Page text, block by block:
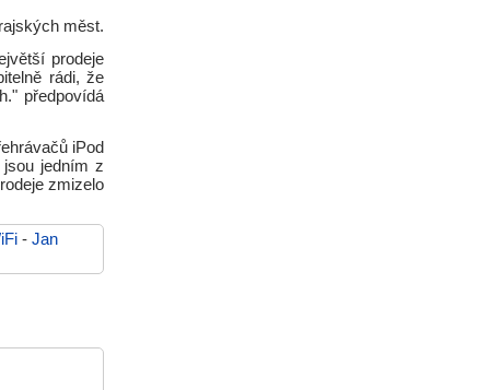
měst.
prodeje
rádi, že
předpovídá
iPod
jedním z
zmizelo
- Jan